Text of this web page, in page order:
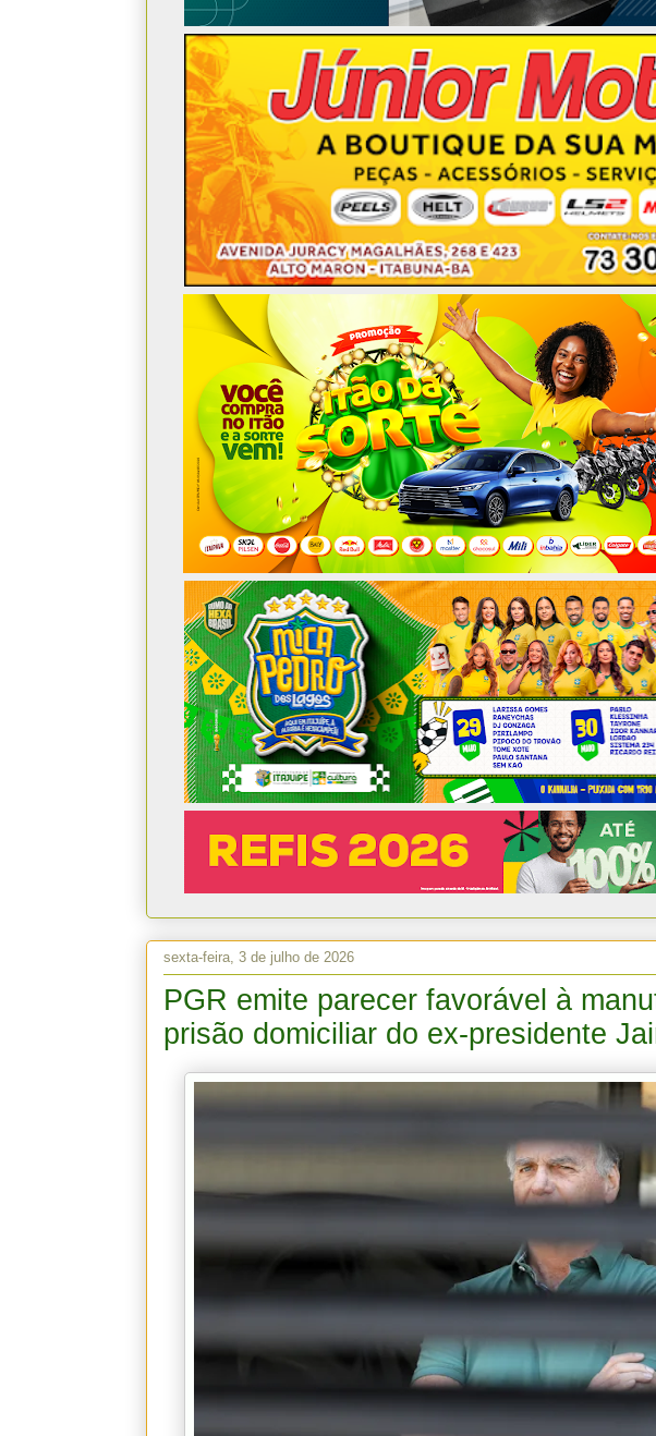
sexta-feira, 3 de julho de 2026
PGR emite parecer favorável à
prisão domiciliar do ex-presidente